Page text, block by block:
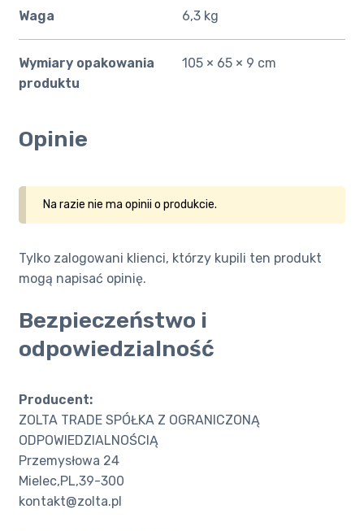
Waga 6,3 kg
Wymiary opakowania
produktu
105 × 65 × 9 cm
Opinie
Na razie nie ma opinii o produkcie.
Tylko zalogowani klienci, którzy kupili ten produkt
mogą napisać opinię.
Bezpieczeństwo i
odpowiedzialność
Producent:
ZOLTA TRADE SPÓŁKA Z OGRANICZONĄ
ODPOWIEDZIALNOŚCIĄ
Przemysłowa 24
Mielec,PL,39-300
kontakt@zolta.pl